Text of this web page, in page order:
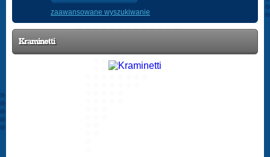
zaawansowane wyszukiwanie
Kraminetti